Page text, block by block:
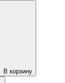
В корзину